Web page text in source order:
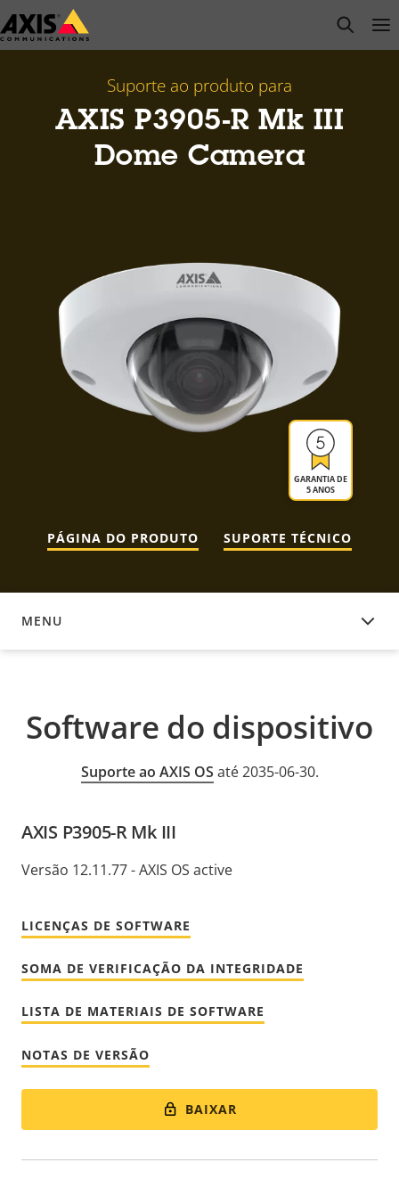
Pular
para
open
Suporte ao produto para
AXIS P3905-R Mk III
Dome Camera
GARANTIA DE
5 ANOS
PÁGINA DO PRODUTO SUPORTE TÉCNICO
MENU
SOFTWARE DO DISPOSITIVO
Software do dispositivo
Suporte ao AXIS OS até 2035-06-30.
AXIS P3905-R Mk III
Versão 12.11.77 - AXIS OS active
LICENÇAS DE SOFTWARE
SOMA DE VERIFICAÇÃO DA INTEGRIDADE
LISTA DE MATERIAIS DE SOFTWARE
NOTAS DE VERSÃO
BAIXAR